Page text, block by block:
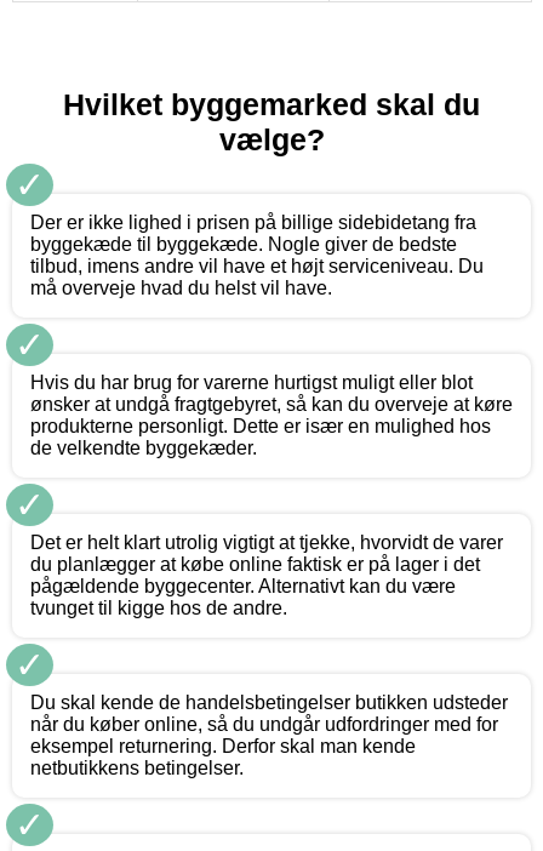
Hvilket byggemarked skal du
vælge?
✓
Der er ikke lighed i prisen på billige sidebidetang fra
byggekæde til byggekæde. Nogle giver de bedste
tilbud, imens andre vil have et højt serviceniveau. Du
må overveje hvad du helst vil have.
✓
Hvis du har brug for varerne hurtigst muligt eller blot
ønsker at undgå fragtgebyret, så kan du overveje at køre
produkterne personligt. Dette er især en mulighed hos
de velkendte byggekæder.
✓
Det er helt klart utrolig vigtigt at tjekke, hvorvidt de varer
du planlægger at købe online faktisk er på lager i det
pågældende byggecenter. Alternativt kan du være
tvunget til kigge hos de andre.
✓
Du skal kende de handelsbetingelser butikken udsteder
når du køber online, så du undgår udfordringer med for
eksempel returnering. Derfor skal man kende
netbutikkens betingelser.
✓